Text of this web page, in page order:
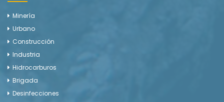
Minería
Urbano
Construcción
Industria
Hidrocarburos
Brigada
Desinfecciones